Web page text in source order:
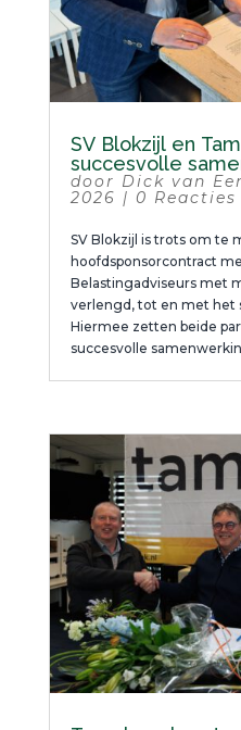
SV Blokzijl en
succesvolle
door Dick van
2026 | 0 Reacties
SV Blokzijl is trots om te
hoofdsponsorcontract
Belastingadviseurs met
verlengd, tot en met het
Hiermee zetten beide
succesvolle